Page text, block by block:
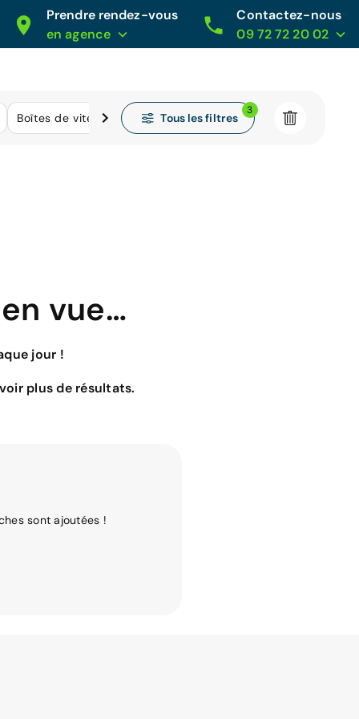
Prendre rendez-vous
en agence
Contactez-nous
09 72 72 20 02
Boîtes de vitesse Kilométrage
Tous les filtres
3
vue…
jour !
plus de résultats.
sont ajoutées !